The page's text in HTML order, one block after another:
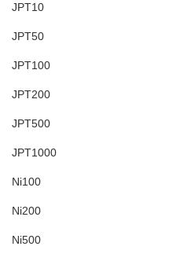
JPT10
JPT50
JPT100
JPT200
JPT500
JPT1000
Ni100
Ni200
Ni500